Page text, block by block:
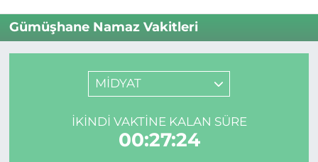
Gümüşhane Namaz Vakitleri
MİDYAT
İKINDI VAKTINE KALAN SÜRE
00:27:24